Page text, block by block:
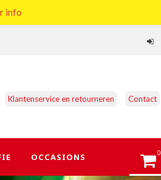
Klantenservice en retourneren Contact
OCCASIONS 0
info